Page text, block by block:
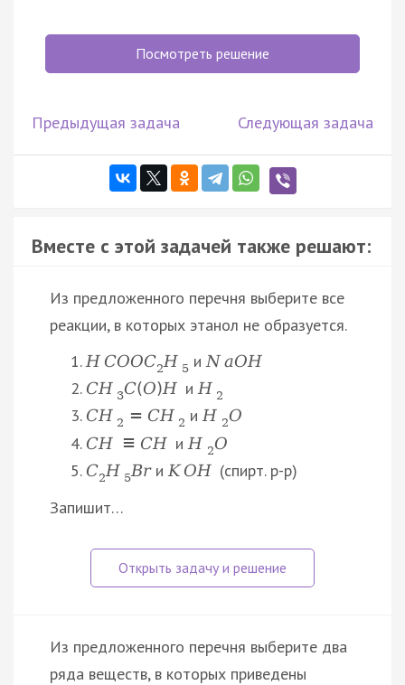
Посмотреть решение
Предыдущая задача Следующая задача
Вместе с этой задачей также решают:
Из предложенного перечня выберите все
реакции, в которых этанол не образуется.
H COOC2H 5 иNaOH
CH 3C(O)H иH 2
CH 2 = CH 2 иH 2O
CH ≡ CH иH 2O
C2H 5BrиK OH (спирт. р-р)
Запишит…
Из предложенного перечня выберите два
ряда веществ, в которых приведены